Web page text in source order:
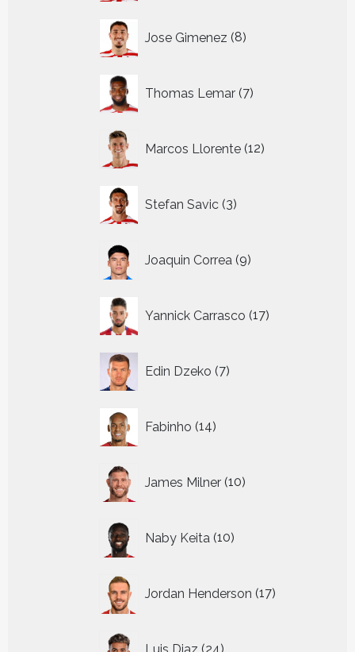
Jose Gimenez 8
producten
Thomas Lemar 7
producten
Marcos Llorente 12
producten
Stefan Savic 3
producten
Joaquin Correa 9
producten
Yannick Carrasco 17
producten
Edin Dzeko 7
producten
Fabinho 14
producten
James Milner 10
producten
Naby Keita 10
producten
Jordan Henderson 17
producten